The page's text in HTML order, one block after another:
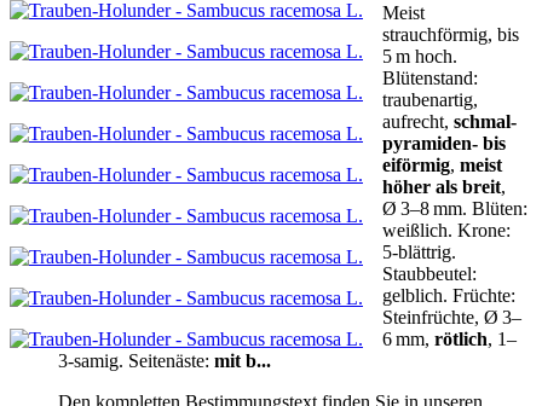
Meist
strauchförmig, bis
5 m hoch.
Blütenstand:
traubenartig,
aufrecht, schmal-
pyramiden- bis
eiförmig, meist
höher als breit,
Ø 3–8 mm. Blüten:
weißlich. Krone:
5‑blättrig.
Staubbeutel:
gelblich. Früchte:
Steinfrüchte, Ø 3–
6 mm, rötlich, 1–
3‑samig. Seitenäste: mit b...
Den kompletten Bestimmungstext finden Sie in unseren